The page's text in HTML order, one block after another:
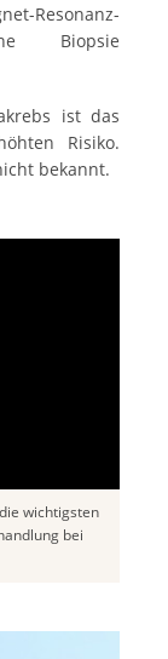
Resonanz-
Biopsie
ist das
Risiko.
bekannt.
wichtigsten
bei